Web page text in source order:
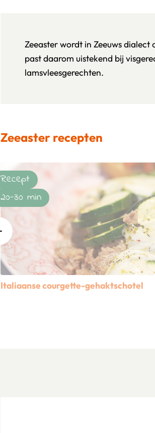
Zeeaster wordt in Zeeuws dialect
past daarom uistekend bij
lamsvleesgerechten.
Zeeaster recepten
Italiaanse courgette-gehaktschotel
Recept
20-30 min